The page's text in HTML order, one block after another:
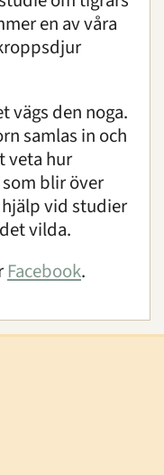
| Press
en av våra
vägs den noga.
samlas in och
veta hur
blir över
vid studier
vilda.
Facebook.